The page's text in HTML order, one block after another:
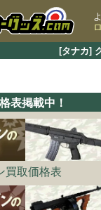
[タナカ]
表掲載中！
買取価格表